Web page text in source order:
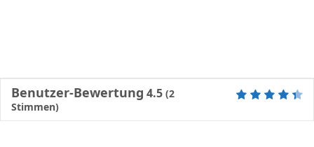
Benutzer-Bewertung 4.5 (2
Stimmen)